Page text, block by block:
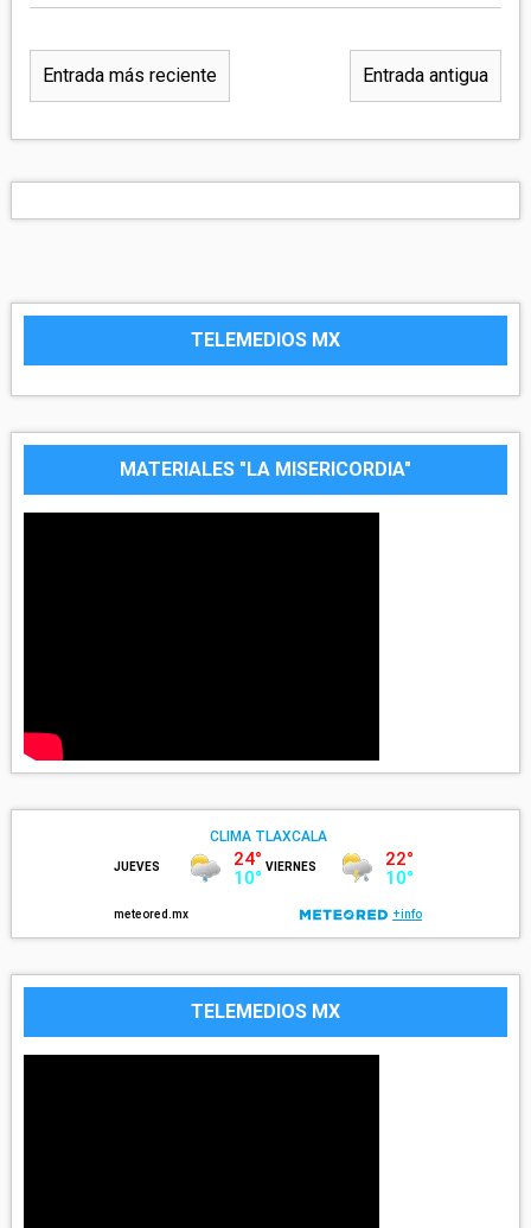
Entrada más reciente Entrada antigua
TELEMEDIOS MX
MATERIALES "LA MISERICORDIA"
TELEMEDIOS MX